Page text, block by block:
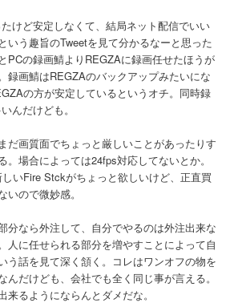
たけど安定しなくて、結局ネット配信でいい
いう趣旨のTweetを見て分かるなーと思った
PCの録画鯖よりREGZAに録画任せたほうが
録画鯖はREGZAのバックアップみたいにな
の方が安定しているというオチ。同時録
んだけども。
だ画質面でちょっと厳しいことがあったりす
。場合によっては24fps対応してないとか。
いFire Stckがちょっと欲しいけど、正直買
いので微妙感。
分なら外注して、自分でやるのは外注出来な
人に任せられる部分を増やすことによって自
う話を見て深く頷く。コレはワンオフの物を
んだけども、会社でも全く同じ事が言える。
来るようにならんとダメだな。